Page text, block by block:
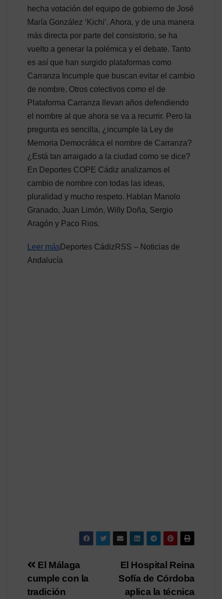
hecha votación del equipo de gobierno de José
María González ‘Kichi’. Ahora, y de una manera
más directa por parte del consistorio, se ha
vuelto a generar la polémica y el debate. Tanto
es así que han surgido plataformas como
Carranza Incumple que buscan evitar el cambio
de nombre. Otros colectivos como el de
Plataforma Carranza llevan años defendiendo
el nombre al que ahora se va a recurrir. Pero la
pregunta es sencilla, ¿incumple la Ley de
Memoria Democrática el nombre de Carranza?
¿Está tan arraigado a la ciudad como se dice?
En Deportes COPE Cádiz analizamos el
cambio de nombre con todas las ideas,
pluralidad y mucho respeto. Hablan Manolo
Granado, Juan Limón, Willy Doña, Sergio
Aragón y Paco Rios.
Leer másDeportes CádizRSS – Noticias de
Andalucía
Navegación
de
El Hospital Reina
Sofía de Córdoba
aplica la técnica
El Málaga
cumple con la
tradición